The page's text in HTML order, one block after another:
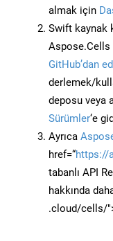
almak için
Swift kaynak
Aspose.Cells
GitHub’dan
derlemek/
deposu veya
Sürümler‘e
Ayrıca
href=“https://
tabanlı API
hakkında
.cloud/cells/